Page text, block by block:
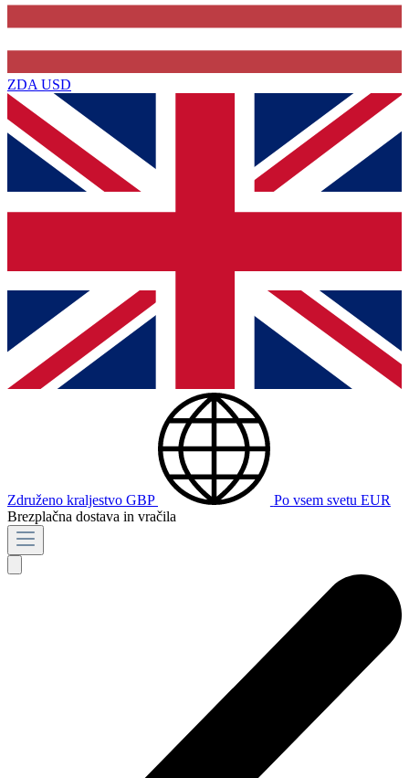
ZDA USD
Združeno kraljestvo GBP Po vsem svetu EUR
Brezplačna dostava in vračila